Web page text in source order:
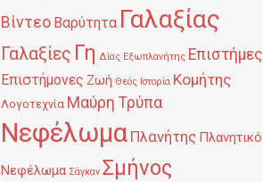
Βίντεο Βαρύτητα Γαλαξίας
Γαλαξίες Γη Δίας Εξωπλανήτης Επιστήμες
Επιστήμονες Ζωή Θεός Ιστορία Κομήτης
Λογοτεχνία Μαύρη Τρύπα
Νεφέλωμα Πλανήτης Πλανητικό
Νεφέλωμα Σάγκαν Σμήνος